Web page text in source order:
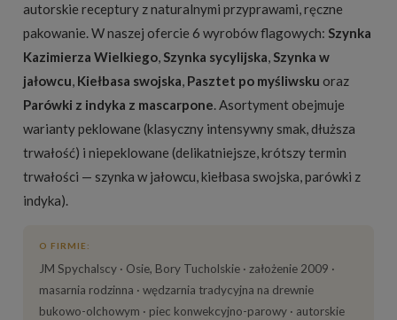
autorskie receptury z naturalnymi przyprawami, ręczne
pakowanie. W naszej ofercie 6 wyrobów flagowych: Szynka
Kazimierza Wielkiego, Szynka sycylijska, Szynka w
jałowcu, Kiełbasa swojska, Pasztet po myśliwsku oraz
Parówki z indyka z mascarpone. Asortyment obejmuje
warianty peklowane (klasyczny intensywny smak, dłuższa
trwałość) i niepeklowane (delikatniejsze, krótszy termin
trwałości — szynka w jałowcu, kiełbasa swojska, parówki z
indyka).
O FIRMIE:
JM Spychalscy · Osie, Bory Tucholskie · założenie 2009 ·
masarnia rodzinna · wędzarnia tradycyjna na drewnie
bukowo-olchowym · piec konwekcyjno-parowy · autorskie